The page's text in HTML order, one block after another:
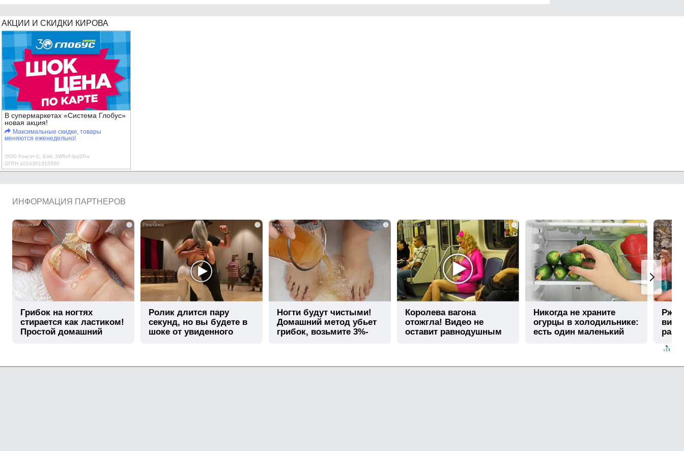
АКЦИИ И СКИДКИ КИРОВА
В супермаркетах «Система Глобус»
новая акция!
Максимальные скидки, товары
меняются еженедельно!
ООО Роксэт-С, Erid: 2W5zFJpyZPw
ОГРН 1024301315500
ИНФОРМАЦИЯ ПАРТНЕРОВ
i
Грибок на ногтях
стирается как ластиком!
Простой домашний
i
Ролик длится пару
секунд, но вы будете в
шоке от увиденного
i
Ногти будут чистыми!
Домашний метод убьет
грибок, возьмите 3%-
i
Королева вагона
отожгла! Видео не
оставит равнодушным
i
Никогда не храните
огурцы в холодильнике:
есть один маленький
Ржу
раз